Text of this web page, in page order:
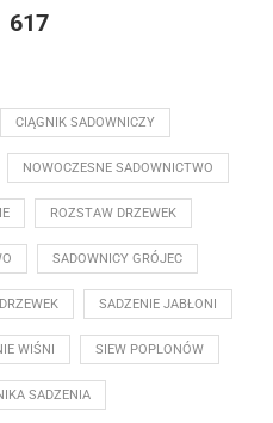
617
CIĄGNIK SADOWNICZY
NOWOCZESNE SADOWNICTWO
ROZSTAW DRZEWEK
SADOWNICY GRÓJEC
SADZENIE JABŁONI
WIŚNI SIEW POPLONÓW
SADZENIA